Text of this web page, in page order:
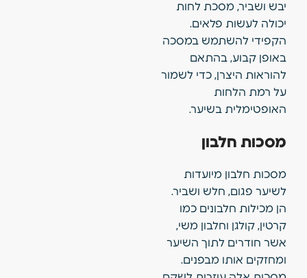
יבש ושביר, מסכת לחות
יכולה לעשות פלאים.
הקפידי להשתמש במסכה
באופן קבוע, בהתאם
להוראות היצרן, כדי לשמור
על רמת הלחות
האופטימלית בשיער.
מסכות חלבון
מסכות חלבון מיועדות
לשיער פגום, חלש ושביר.
הן מכילות חלבונים כמו
קרטין, קולגן וחלבון משי,
אשר חודרים לתוך השיער
ומחזקים אותו מבפנים.